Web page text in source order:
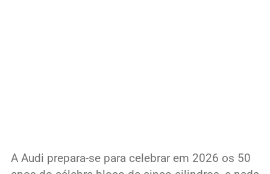
A Audi prepara-se para celebrar em 2026 os 50